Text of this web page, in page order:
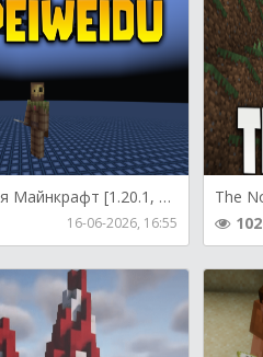
Zhipeiweidu для Майнкрафт [1.20.1, 1.20]
16-06-2026, 16:55
102